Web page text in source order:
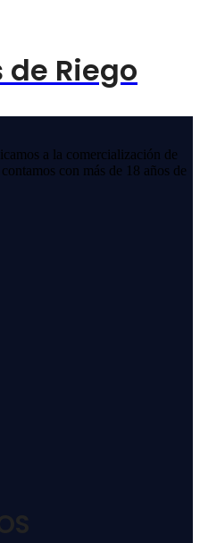
Riego
a la comercialización de
con más de 18 años de